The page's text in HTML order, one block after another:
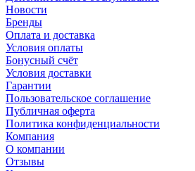
Новости
Бренды
Оплата и доставка
Условия оплаты
Бонусный счёт
Условия доставки
Гарантии
Пользовательское соглашение
Публичная оферта
Политика конфиденциальности
Компания
О компании
Отзывы